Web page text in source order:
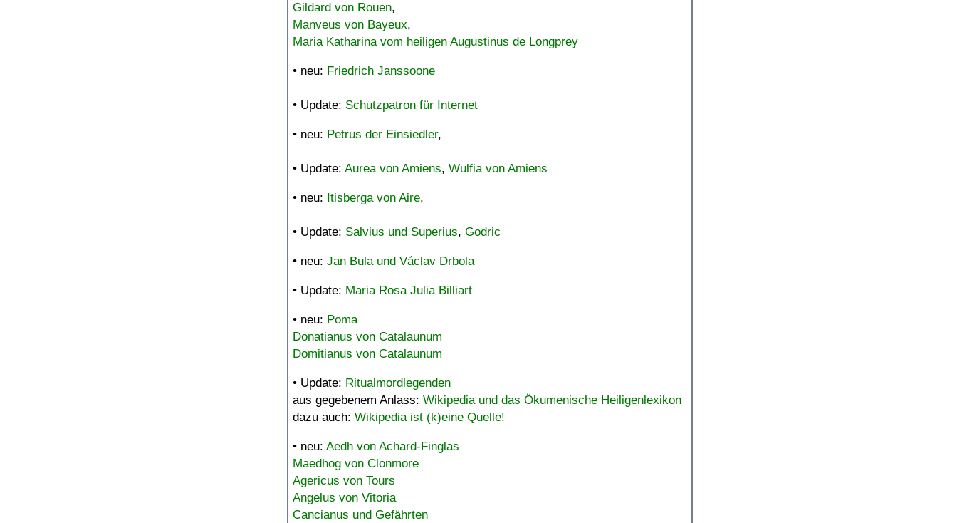
Gildard von Rouen,
Manveus von Bayeux,
Maria Katharina vom heiligen Augustinus de Longprey
• neu: Friedrich Janssoone
• Update: Schutzpatron für Internet
• neu: Petrus der Einsiedler,
• Update: Aurea von Amiens, Wulfia von Amiens
• neu: Itisberga von Aire,
• Update: Salvius und Superius, Godric
• neu: Jan Bula und Václav Drbola
• Update: Maria Rosa Julia Billiart
• neu: Poma
Donatianus von Catalaunum
Domitianus von Catalaunum
• Update: Ritualmordlegenden
aus gegebenem Anlass: Wikipedia und das Ökumenische Heiligenlexikon
dazu auch: Wikipedia ist (k)eine Quelle!
• neu: Aedh von Achard-Finglas
Maedhog von Clonmore
Agericus von Tours
Angelus von Vitoria
Cancianus und Gefährten